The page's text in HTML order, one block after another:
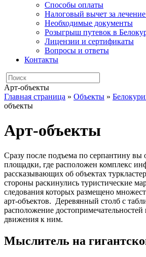
Способы оплаты
Налоговый вычет за
Необходимые документы
Розыгрыш путевок в
Лицензии и сертификаты
Вопросы и ответы
Контакты
Арт-объекты
Главная страница » Объекты »
объекты
Арт-объекты
Сразу после подъема по серпантину вы
площадки, где расположен комплекс
рассказывающих об объектах
стороны раскинулись туристические
следования которых размещено
арт-объектов. Деревянный столб с
расположение
движения к ним.
Мыслитель на